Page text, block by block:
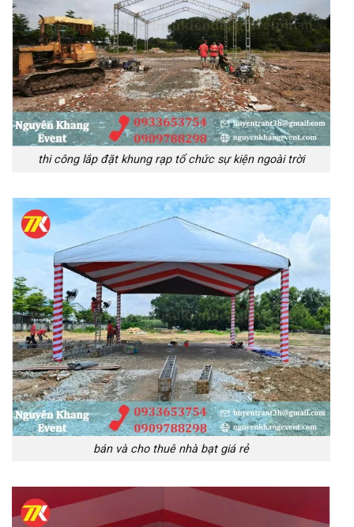
thi công lắp đặt khung rạp tổ chức sự kiện ngoài trời
bán và cho thuê nhà bạt giá rẻ